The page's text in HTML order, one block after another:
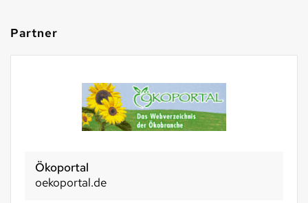
Partner
Ökoportal
oekoportal.de